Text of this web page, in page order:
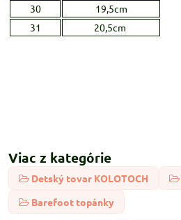
30
19,5cm
31
20,5cm
Viac z kategórie
Detský tovar KOLOTOCH
Barefoot topánky